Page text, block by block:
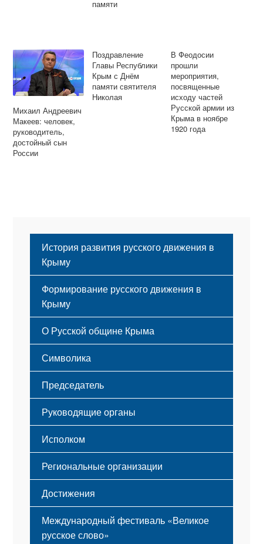
памяти
Михаил Андреевич
Макеев: человек,
руководитель,
достойный сын
России
Поздравление
Главы Республики
Крым с Днём
памяти святителя
Николая
В Феодосии
прошли
мероприятия,
посвященные
исходу частей
Русской армии из
Крыма в ноябре
1920 года
История развития русского движения в
Крыму
Формирование русского движения в
Крыму
Русский Крым
О Русской общине Крыма
Этапы становления
Принципы деятельности
Структура
Мероприятия
Символика
Флаг
Герб
Гимн
Председатель
Руководящие органы
Исполком
Региональные организации
Достижения
Международный фестиваль «Великое
русское слово»